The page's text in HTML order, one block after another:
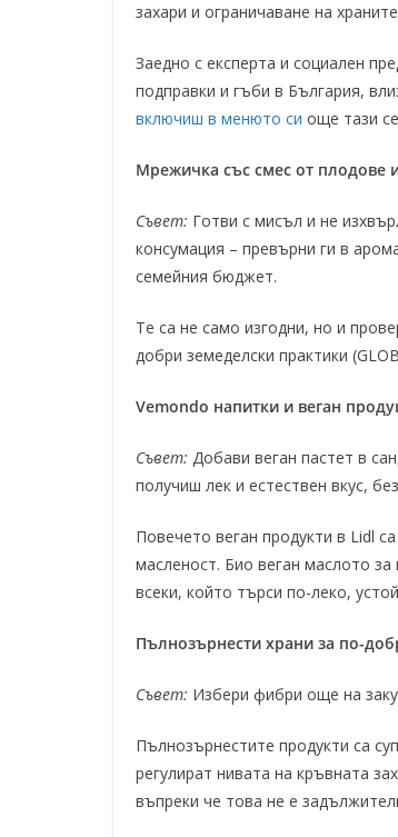
захари и ограничаване на
Заедно с експерта и социален
подправки и гъби в България,
включиш в менюто си още тази
Мрежичка със смес от плодове
Съвет: Готви с мисъл и не
консумация – превърни ги в
семейния бюджет.
Те са не само изгодни, но и
добри земеделски практики
Vemondo напитки и веган
Съвет: Добави веган пастет в
получиш лек и естествен вкус,
Повечето веган продукти в Lidl
масленост. Био веган маслото
всеки, който търси по-леко,
Пълнозърнести храни за по-
Съвет: Избери фибри още на
Пълнозърнестите продукти са
регулират нивата на кръвната
въпреки че това не е